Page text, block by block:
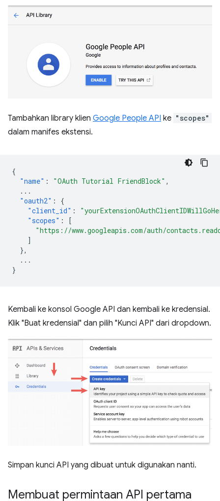
Tambahkan library klien Google People API ke "scopes"
dalam manifes ekstensi.
{
"name" : "OAuth Tutorial FriendBlock" ,
...
"oauth2" :
{
"client_id" :
"scopes" :
[
"https://www.googleapis.com/auth/
]
},
...
}
Kembali ke konsol Google API dan kembali ke kredensial.
Klik "Buat kredensial" dan pilih "Kunci API" dari dropdown.
Simpan kunci API yang dibuat untuk digunakan nanti.
Membuat permintaan API pertama